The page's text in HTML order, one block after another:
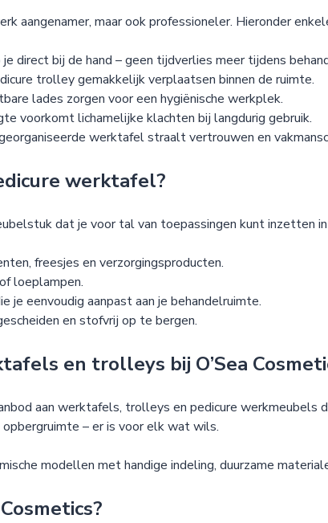
aangenamer, maar ook professioneler. Hieronder
direct bij de hand – geen tijdverlies meer tijdens
trolley gemakkelijk verplaatsen binnen de ruimte.
lades zorgen voor een hygiënische werkplek.
voorkomt lichamelijke klachten bij langdurig gebruik.
werktafel straalt vertrouwen en
werktafel?
dat je voor tal van toepassingen kunt inzetten
freesjes en verzorgingsproducten.
loeplampen.
je eenvoudig aanpast aan je behandelruimte.
en stofvrij op te bergen.
en trolleys bij O’Sea
aan werktafels, trolleys en pedicure
– er is voor elk wat wils.
modellen met handige indeling, duurzame